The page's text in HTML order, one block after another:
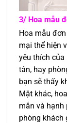
3/ Hoa mẫu
Hoa mẫu
mại thể hiện
yêu thích của
tân, hay
bạn sẽ thấy
Mặt khác,
mắn và hạnh
phòng khách